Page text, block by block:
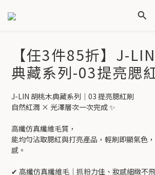
【任3件85折】J-
典藏系列-03提亮腮
J-LIN 胡桃木典藏系列｜03 提亮腮紅刷
自然紅潤 × 光澤層次一次完成 ✨
高纖仿真纖維毛質，
能均勻沾取腮紅與打亮產品，輕刷即顯氣色
感。
✔ 高纖仿真纖維毛｜抓粉力佳、妝感細緻不